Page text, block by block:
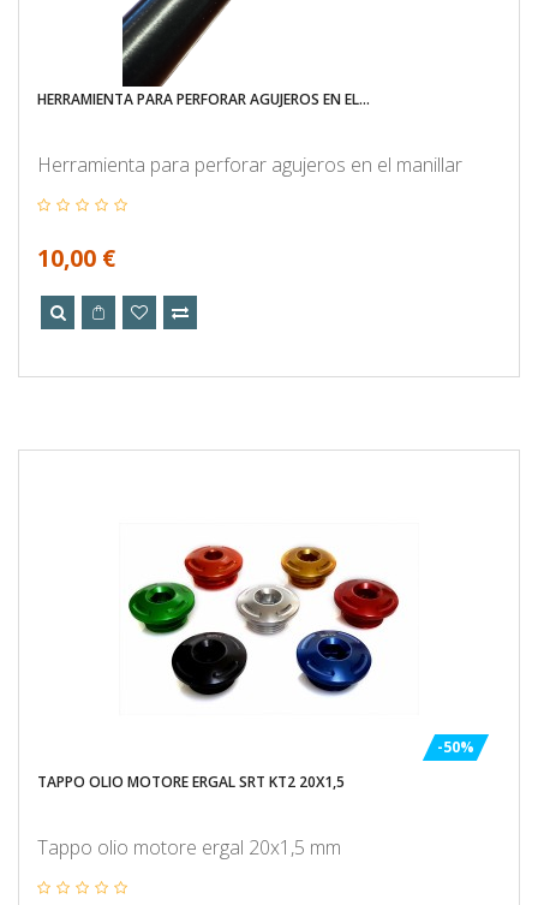
HERRAMIENTA PARA PERFORAR AGUJEROS EN EL...
Herramienta para perforar agujeros en el manillar
10,00 €
-50%
TAPPO OLIO MOTORE ERGAL SRT KT2 20X1,5
Tappo olio motore ergal 20x1,5 mm